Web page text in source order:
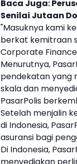
Baca Juga:
Senilai Jutaan
"Masuknya kami
berkat kemitraan
Corporate
Menurutnya,
pendekatan yang
skala dan
PasarPolis
Setelah menjalin
di Indonesia,
asuransi bagi
Di Indonesia,